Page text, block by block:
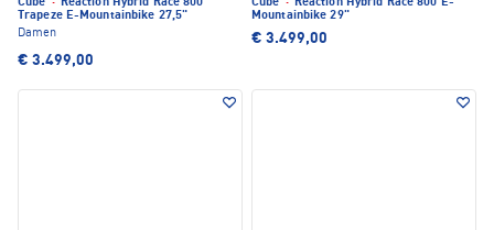
Cube · Reaction Hybrid Race 800
Trapeze E-Mountainbike 27,5"
Damen
€ 3.499,00
Cube · Reaction Hybrid Race 800 E-
Mountainbike 29"
€ 3.499,00